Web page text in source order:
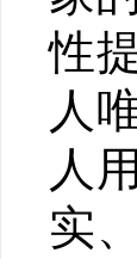
性
人
人
实